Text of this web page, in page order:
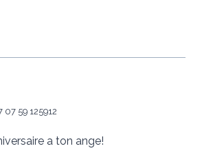
59 125912
a ton ange!